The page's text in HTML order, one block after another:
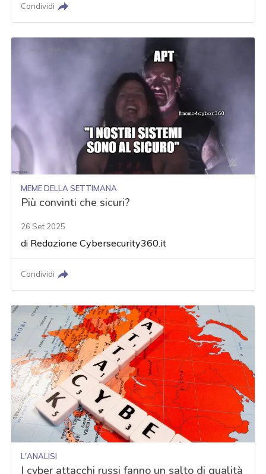
Condividi
MEME DELLA SETTIMANA
Più convinti che sicuri?
26 Set 2025
di Redazione Cybersecurity360.it
Condividi
L'ANALISI
I cyber attacchi russi fanno un salto di qualità